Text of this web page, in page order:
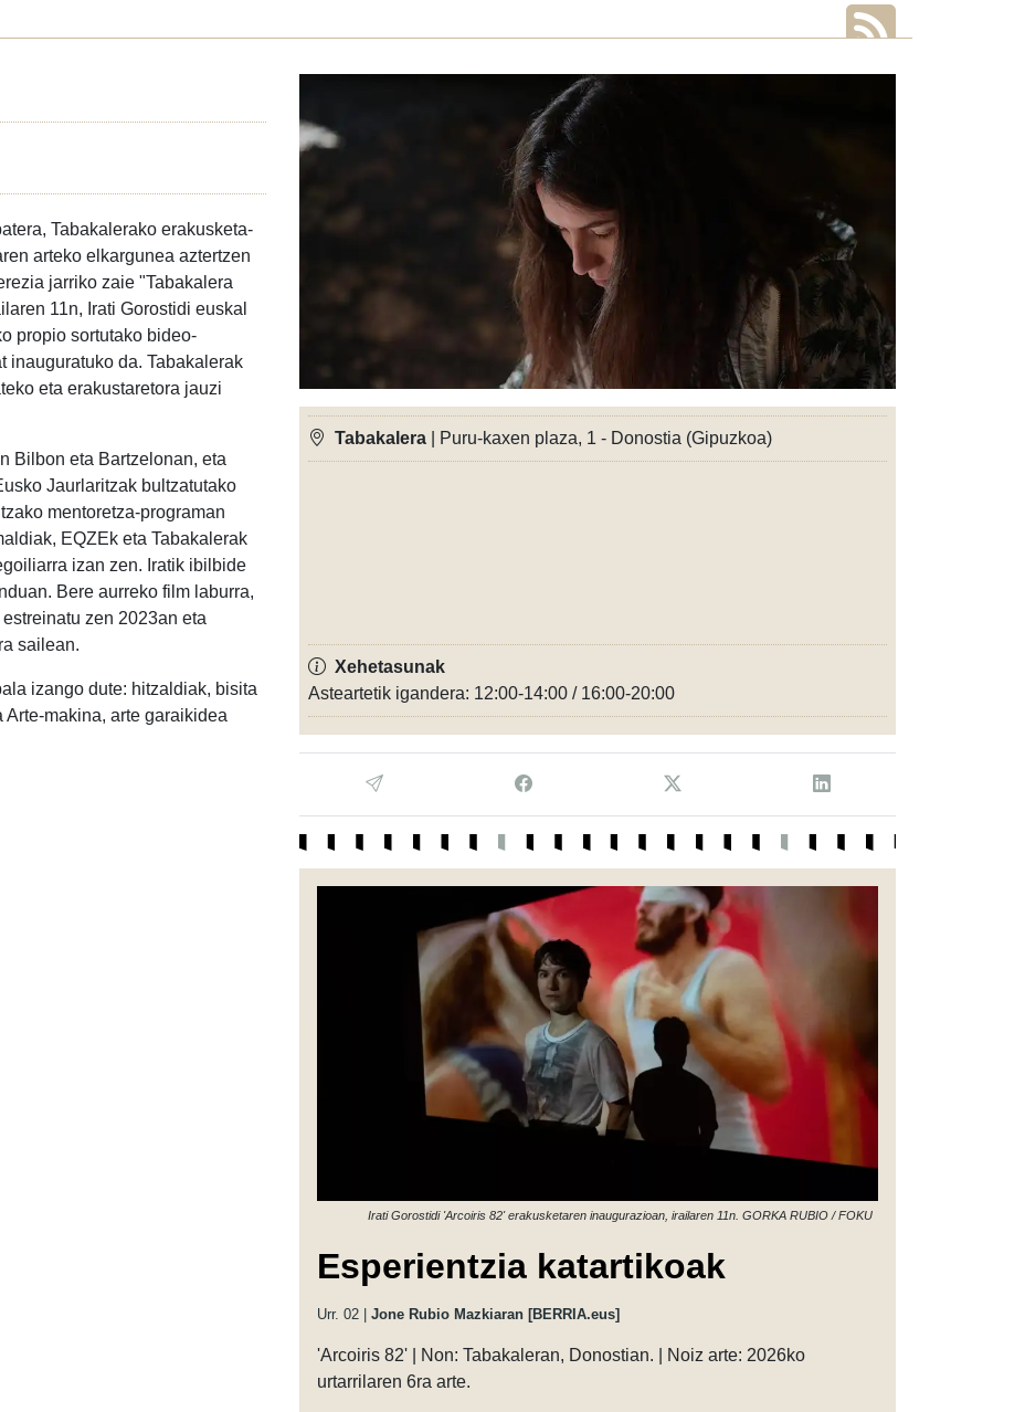
Tabakalerako erakusketa-
arteko elkargunea aztertzen
jarriko zaie "Tabakalera
11n, Irati Gorostidi euskal
propio sortutako bideo-
inauguratuko da. Tabakalerak
eta erakustaretora jauzi
Bilbon eta Bartzelonan, eta
Jaurlaritzak bultzatutako
mentoretza-programan
EQZEk eta Tabakalerak
izan zen. Iratik ibilbide
Bere aurreko film laburra,
zen 2023an eta
sailean.
izango dute: hitzaldiak, bisita
makina, arte garaikidea
Tabakalera | Puru-kaxen plaza, 1 - Donostia (Gipuzkoa)
Xehetasunak
Asteartetik igandera: 12:00-14:00 / 16:00-20:00
Irati Gorostidi 'Arcoiris 82' erakusketaren inaugurazioan, irailaren 11n. GORKA RUBIO / FOKU
Esperientzia katartikoak
Urr. 02 | Jone Rubio Mazkiaran [BERRIA.eus]
'Arcoiris 82' | Non: Tabakaleran, Donostian. | Noiz arte: 2026ko
urtarrilaren 6ra arte.